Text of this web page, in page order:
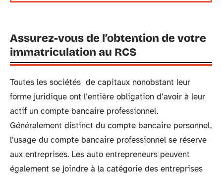
Assurez-vous de l’obtention de votre
immatriculation au RCS
Toutes les sociétés de capitaux nonobstant leur
forme juridique ont l’entière obligation d’avoir à leur
actif un compte bancaire professionnel.
Généralement distinct du compte bancaire personnel,
l’usage du compte bancaire professionnel se réserve
aux entreprises. Les auto entrepreneurs peuvent
également se joindre à la catégorie des entreprises